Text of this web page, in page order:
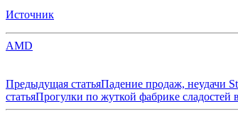
Источник
AMD
Предыдущая статьяПадение продаж, неудачи
статьяПрогулки по жуткой фабрике сладостей